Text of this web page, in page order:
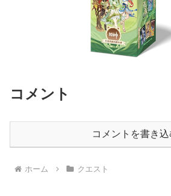
コメント
コメントを書き込
ホーム クエスト